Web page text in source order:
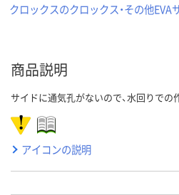
クロックスのクロックス・その他EVA
商品説明
サイドに通気孔がないので、水回りでの
アイコンの説明